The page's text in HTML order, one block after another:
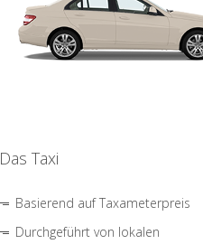
Das Taxi
Basierend auf Taxameterpreis
Durchgeführt von lokalen